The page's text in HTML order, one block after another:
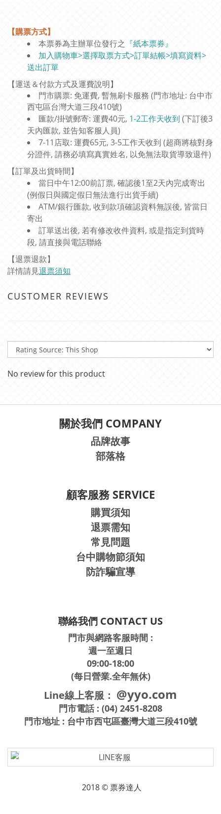
【購票方式】
本票券為主辦單位發行之 『紙本票券』
加入購物車>選擇取票方式>訂單結帳>填寫資料>
送出訂單
【運送＆付款方式及運費說明】
門市購票: 免運費, 暫無刷卡服務 (門市地址: 台中市
西屯區台灣大道三段410號)
匯款/掛號郵寄: 運費40元, 1-2工作天收到 (下訂後3
天內匯款, 並告知客服人員)
7-11店取: 運費65元, 3-5工作天收到 (超商將核對身
分證件, 請務必填寫真實姓名, 以免無法取貨導致退件)
【訂單及出貨時間】
當日中午12:00前訂票, 確認後1至2天內完成寄出
(例假日與國定假日無法進行出貨手續)
ATM/銀行匯款, 收到款項確認資料無誤後, 皆當日
寄出
訂單送出後, 若有修改收件資料, 或是指定到貨時
段, 請直接與電話聯絡
【退票退款】
詳情請見退票須知
CUSTOMER REVIEWS
No review for this product
關於我們 COMPANY
品牌故事
部落格
顧客服務 SERVICE
購買須知
退票需知
常見問題
台中購物節須知
防詐騙宣導
聯絡我們 CONTACT US
門市與網路客服時間 :
週一至週日
09:00-18:00
(每日營業.全年無休)
Line線上客服： @yyo.com
門市電話 : (04) 2451-8208
門市地址 : 台中市西屯區臺灣大道三段410號
2018 © 票券達人